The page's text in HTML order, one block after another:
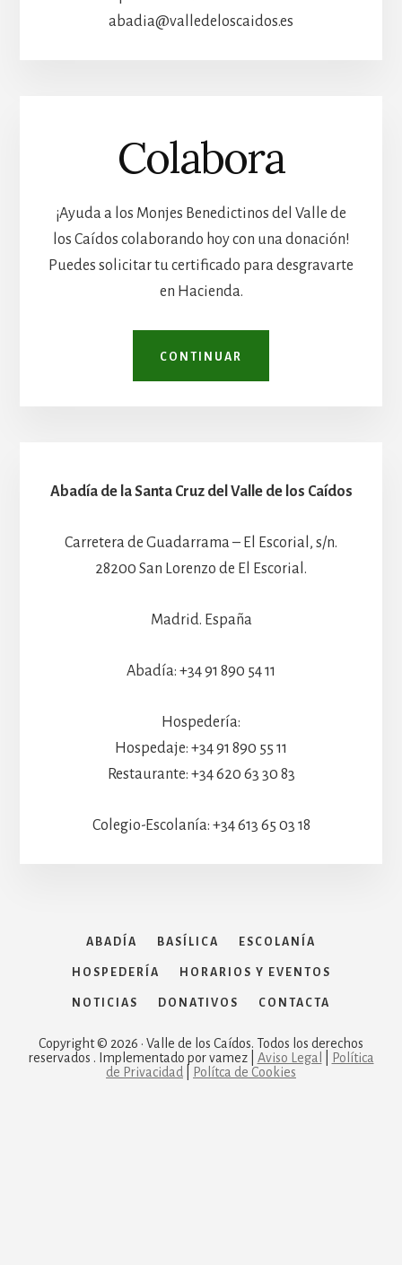
abadia@valledeloscaidos.es
Colabora
¡Ayuda a los Monjes Benedictinos del Valle de
los Caídos colaborando hoy con una donación!
Puedes solicitar tu certificado para desgravarte
en Hacienda.
CONTINUAR
Abadía de la Santa Cruz del Valle de los Caídos
Carretera de Guadarrama – El Escorial, s/n.
28200 San Lorenzo de El Escorial.
Madrid. España
Abadía: +34 91 890 54 11
Hospedería:
Hospedaje: +34 91 890 55 11
Restaurante: +34 620 63 30 83
Colegio-Escolanía: +34 613 65 03 18
ABADÍA BASÍLICA ESCOLANÍA
HOSPEDERÍA HORARIOS Y EVENTOS
NOTICIAS DONATIVOS CONTACTA
Copyright © 2026 · Valle de los Caídos. Todos los derechos
reservados . Implementado por vamez | Aviso Legal
Política
de Privacidad
Polítca de Cookies